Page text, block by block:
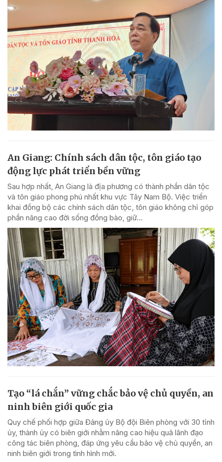
An Giang: Chính sách dân tộc, tôn giáo tạo
động lực phát triển bền vững
Sau hợp nhất, An Giang là địa phương có thành phần dân tộc
và tôn giáo phong phú nhất khu vực Tây Nam Bộ. Việc triển
khai đồng bộ các chính sách dân tộc, tôn giáo không chỉ góp
phần nâng cao đời sống đồng bào, giữ...
Tạo “lá chắn” vững chắc bảo vệ chủ quyền, an
ninh biên giới quốc gia
Quy chế phối hợp giữa Đảng ủy Bộ đội Biên phòng với 30 tỉnh
ủy, thành ủy có biên giới nhằm nâng cao hiệu quả lãnh đạo
công tác biên phòng, đáp ứng yêu cầu bảo vệ chủ quyền, an
ninh biên giới trong tình hình mới.